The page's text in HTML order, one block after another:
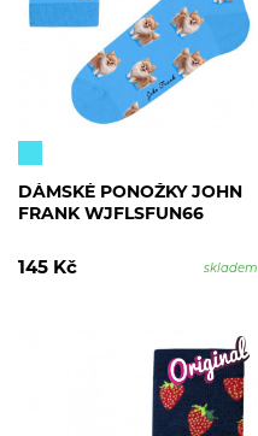
DÁMSKÉ PONOŽKY JOHN
FRANK WJFLSFUN66
145 Kč skladem